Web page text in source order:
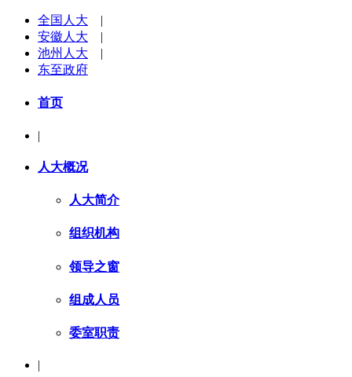
全国人大 |
安徽人大 |
池州人大 |
东至政府
首页
|
人大概况
人大简介
组织机构
领导之窗
组成人员
委室职责
|